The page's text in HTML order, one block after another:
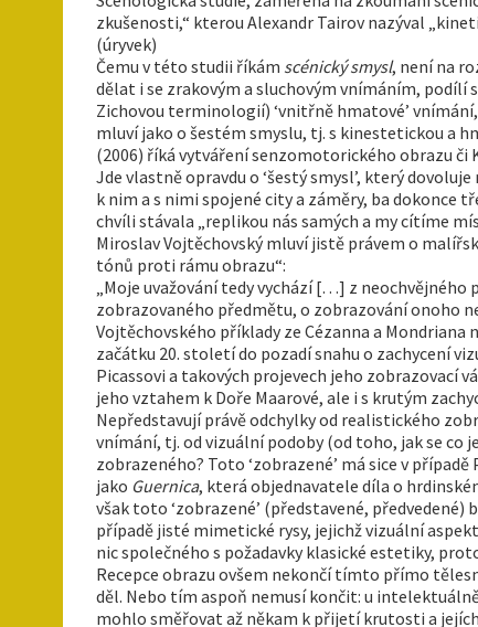
zkušenosti,“ kterou Alexandr Tairov nazýval
(úryvek)
Čemu v této studii říkám scénický smysl, není na
dělat i se zrakovým a sluchovým vnímáním, podílí
Zichovou terminologií) ‘vnitřně hmatové’
mluví jako o šestém smyslu, tj. s kinestetickou a
(2006) říká vytváření senzomotorického obrazu
Jde vlastně opravdu o ‘šestý smysl’, který
k nim a s nimi spojené city a záměry, ba dokonce
chvíli stávala „replikou nás samých a my cítíme
Miroslav Vojtěchovský mluví jistě právem o
tónů proti rámu obrazu“:
„Moje uvažování tedy vychází […] z
zobrazovaného předmětu, o zobrazování onoho
Vojtěchovského příklady ze Cézanna a
začátku 20. století do pozadí snahu o zachycení
Picassovi a takových projevech jeho zobrazovací
jeho vztahem k Doře Maarové, ale i s krutým
Nepředstavují právě odchylky od realistického
vnímání, tj. od vizuální podoby (od toho, jak se
zobrazeného? Toto ‘zobrazené’ má sice v případě
jako Guernica, která objednavatele díla o
však toto ‘zobrazené’ (představené,
případě jisté mimetické rysy, jejichž vizuální
nic společného s požadavky klasické estetiky,
Recepce obrazu ovšem nekončí tímto přímo
děl. Nebo tím aspoň nemusí končit: u
mohlo směřovat až někam k přijetí krutosti a